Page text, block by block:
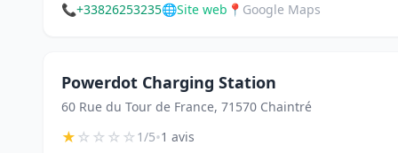
📞+33826253235🌐Site web 📍 Google Maps
Powerdot Charging Station
60 Rue du Tour de France, 71570 Chaintré
★☆☆☆☆1/5•1 avis